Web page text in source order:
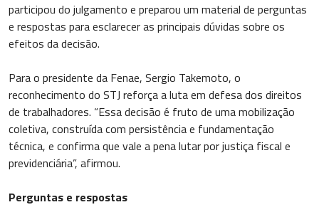
participou do julgamento e preparou um material de perguntas
e respostas para esclarecer as principais dúvidas sobre os
efeitos da decisão.
Para o presidente da Fenae, Sergio Takemoto, o
reconhecimento do STJ reforça a luta em defesa dos direitos
de trabalhadores. “Essa decisão é fruto de uma mobilização
coletiva, construída com persistência e fundamentação
técnica, e confirma que vale a pena lutar por justiça fiscal e
previdenciária”, afirmou.
Perguntas e respostas